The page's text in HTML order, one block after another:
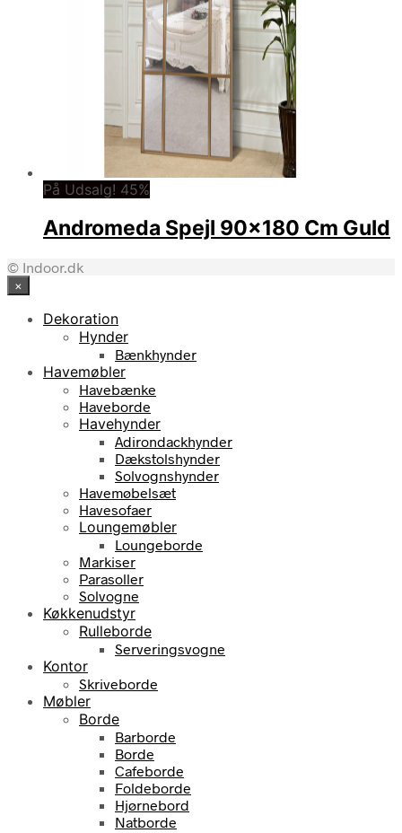
På Udsalg! 45%
Andromeda Spejl 90×180 Cm Guld
© Indoor.dk
×
Dekoration
Hynder
Bænkhynder
Havemøbler
Havebænke
Haveborde
Havehynder
Adirondackhynder
Dækstolshynder
Solvognshynder
Havemøbelsæt
Havesofaer
Loungemøbler
Loungeborde
Markiser
Parasoller
Solvogne
Køkkenudstyr
Rulleborde
Serveringsvogne
Kontor
Skriveborde
Møbler
Borde
Barborde
Borde
Cafeborde
Foldeborde
Hjørnebord
Natborde